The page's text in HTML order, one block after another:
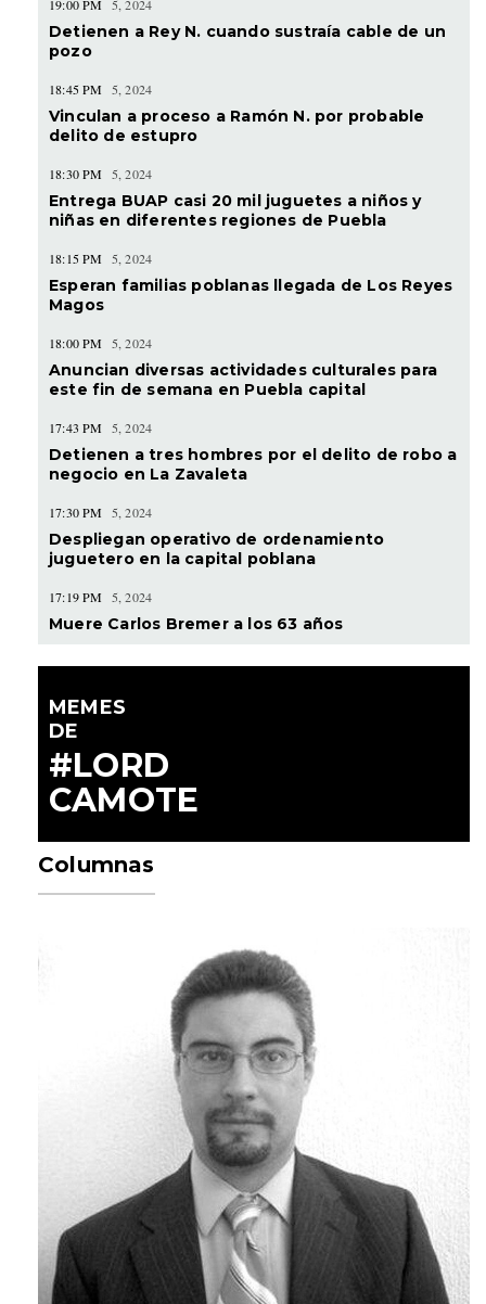
19:00 PM 5, 2024
Detienen a Rey N. cuando sustraía cable de un
pozo
18:45 PM 5, 2024
Vinculan a proceso a Ramón N. por probable
delito de estupro
18:30 PM 5, 2024
Entrega BUAP casi 20 mil juguetes a niños y
niñas en diferentes regiones de Puebla
18:15 PM 5, 2024
Esperan familias poblanas llegada de Los Reyes
Magos
18:00 PM 5, 2024
Anuncian diversas actividades culturales para
este fin de semana en Puebla capital
17:43 PM 5, 2024
Detienen a tres hombres por el delito de robo a
negocio en La Zavaleta
17:30 PM 5, 2024
Despliegan operativo de ordenamiento
juguetero en la capital poblana
17:19 PM 5, 2024
Muere Carlos Bremer a los 63 años
MEMES
DE
#LORD
CAMOTE
Columnas